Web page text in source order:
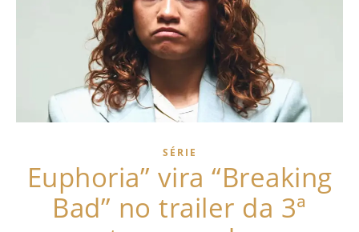
SÉRIE
Euphoria” vira “Breaking
Bad” no trailer da 3ª